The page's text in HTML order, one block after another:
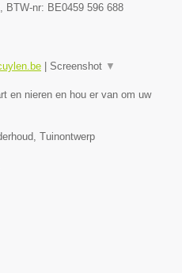
, BTW-nr: BE0459 596 688
Screenshot ▼
en nieren en hou er van om uw
Tuinontwerp